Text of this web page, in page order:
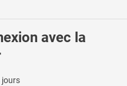
avec la
jours